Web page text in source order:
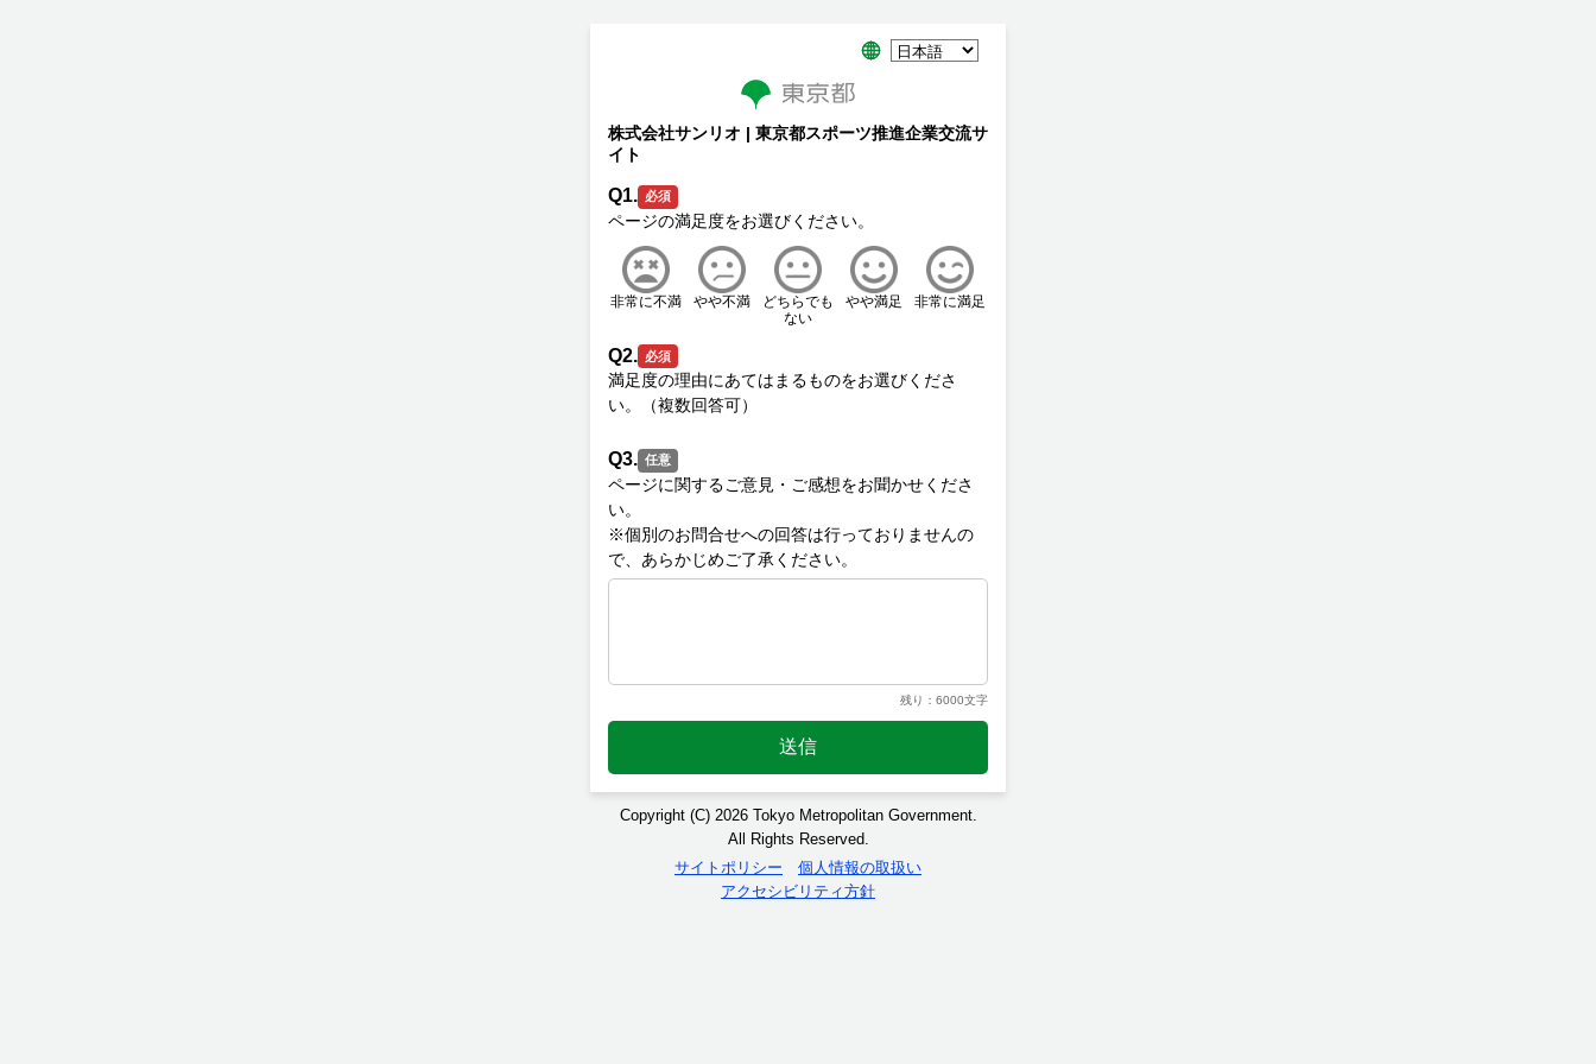
株式会社サンリオ | 東京都スポーツ推進企業交流サ
イト
Q1. 必須
非常に不満 やや不満
どちらでも
ない
やや満足 非常に満足
Q2. 必須
満足度の理由にあてはまるものをお選びくださ
Q3. 任意
ページに関するご意見・ご感想をお聞かせくださ
い。
※個別のお問合せへの回答は行っておりませんの
残り：6000文字
送信
Copyright (C) 2026 Tokyo Metropolitan Government.
All Rights Reserved.
サイトポリシー
個人情報の取扱い
アクセシビリティ方針